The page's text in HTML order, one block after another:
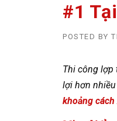
#1
POSTED BY
Thi công lợp
lợi hơn
khoảng